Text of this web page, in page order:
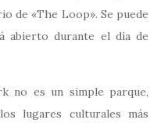
de «The Loop». Se puede
abierto durante el día de
no es un simple parque,
lugares culturales más